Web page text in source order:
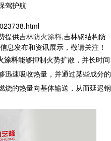
驾护航
提供吉林防火涂料,吉林钢结构防
息发布和资讯展示，敬请关注！
涂料能够抑制火势扩散，并长时间
迅速吸收热量，并通过某些成分的
烧的热量向基体输送，从而延迟钢